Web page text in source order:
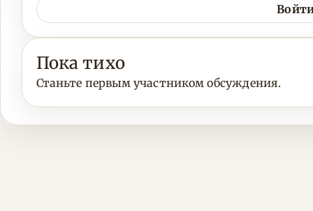
Пока тихо
Станьте первым участником обсуждения.